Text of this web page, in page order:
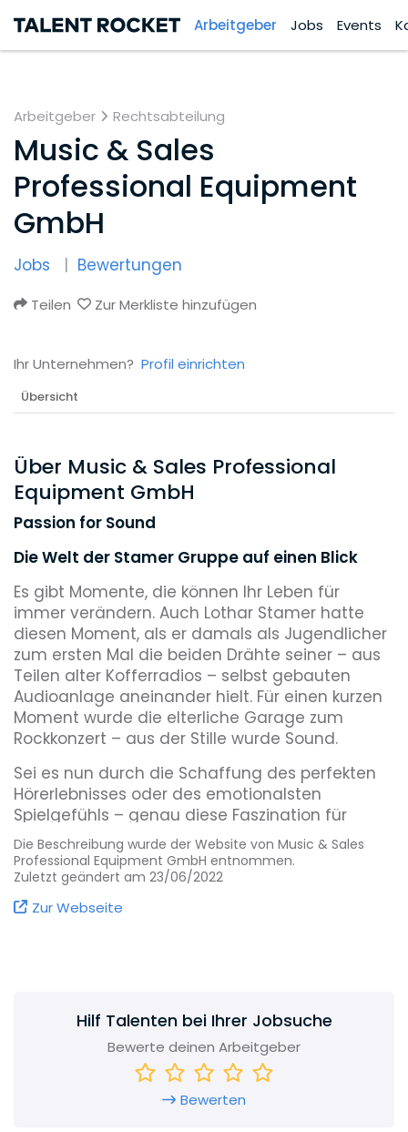
Arbeitgeber Jobs Events
Arbeitgeber Rechtsabteilung
Music & Sales
Professional Equipment
GmbH
Jobs Bewertungen
Teilen Zur Merkliste hinzufügen
Ihr Unternehmen? Profil einrichten
Übersicht
Über Music & Sales Professional
Equipment GmbH
Passion for Sound
Die Welt der Stamer Gruppe auf einen Blick
Es gibt Momente, die können Ihr Leben für
immer verändern. Auch Lothar Stamer hatte
diesen Moment, als er damals als Jugendlicher
zum ersten Mal die beiden Drähte seiner – aus
Teilen alter Kofferradios – selbst gebauten
Audioanlage aneinander hielt. Für einen kurzen
Moment wurde die elterliche Garage zum
Rockkonzert – aus der Stille wurde Sound.
Sei es nun durch die Schaffung des perfekten
Hörerlebnisses oder des emotionalsten
Spielgefühls – genau diese Faszination für
Sound ist es, die auch heute noch tagtäglich in
der Stamer Gruppe unsere Energie freisetzt –
und das seit über 40 Jahren.
Wenn Sie mehr über uns und unsere
Die Beschreibung wurde der Website von Music & Sales
Professional Equipment GmbH entnommen.
Zuletzt geändert am 23/06/2022
Zur Webseite
Hilf Talenten bei Ihrer Jobsuche
Bewerte deinen Arbeitgeber
Bewerten